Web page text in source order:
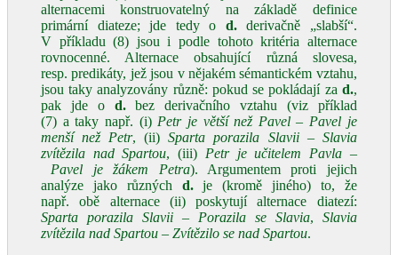
alternacemi konstruovatelný na základě definice
primární diateze; jde tedy o d.derivačně „slabší“.
V příkladu (8) jsou i podle tohoto kritéria alternace
rovnocenné. Alternace obsahující různá slovesa,
resp. predikáty, jež jsou v nějakém sémantickém vztahu,
jsou taky analyzovány různě: pokud se pokládají za d.,
pak jde o d.bez derivačního vztahu (viz příklad
(7) a taky např. (i) Petr je větší než Pavel – Pavel je
menší než Petr, (ii)Sparta porazila Slavii – Slavia
zvítězila nad Spartou, (iii) Petr je učitelem Pavla –
Pavel je žákem Petra). Argumentem proti jejich
analýze jako různých d.je (kromě jiného) to, že
např. obě alternace (ii) poskytují alternace diatezí:
Sparta porazila Slavii – Porazila se Slavia, Slavia
zvítězila nad Spartou – Zvítězilo se nad Spartou.